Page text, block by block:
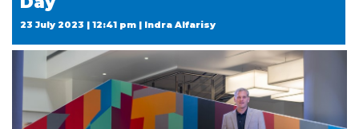
23 July 2023 | 12:41 pm | Indra Alfarisy